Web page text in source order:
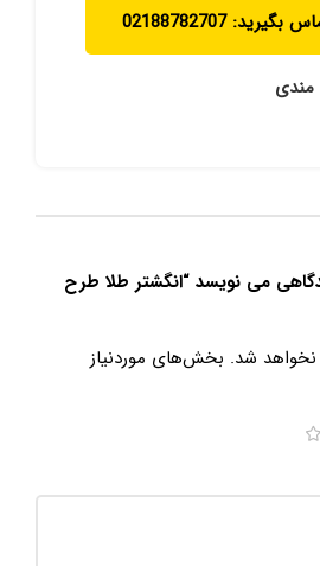
02188782707
مندی
می نویسد “انگشتر طلا طرح
نخواهد شد. بخش‌های موردنیاز